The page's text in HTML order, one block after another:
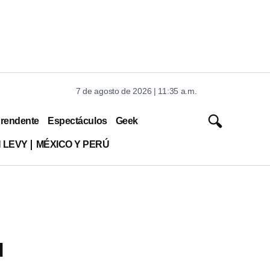
7 de agosto de 2026 | 11:35 a.m.
Espectáculos Geek
LEVY MÉXICO Y PERÚ